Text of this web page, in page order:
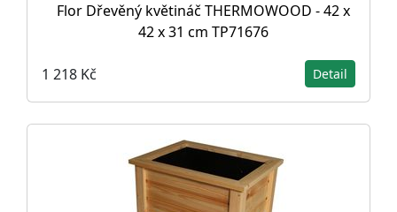
Flor Dřevěný květináč THERMOWOOD - 42 x
42 x 31 cm TP71676
1 218 Kč Detail